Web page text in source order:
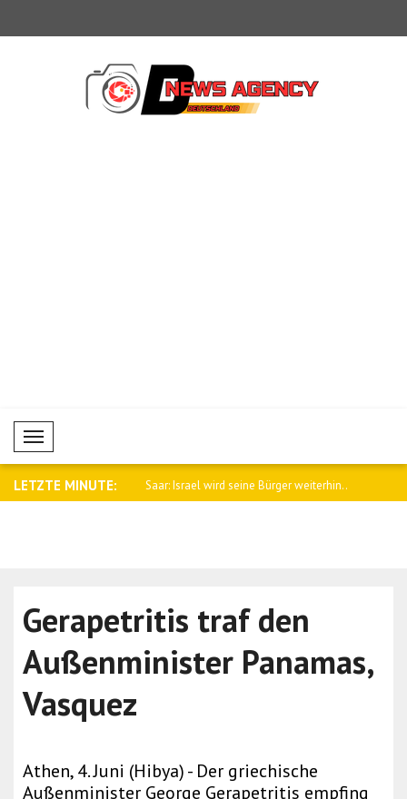
Mobil Menü
LETZTE MINUTE:
den britischen Saar: Israel wird seine Bürger weiterhin..
Gerapetritis traf den
Außenminister Panamas,
Vasquez
Athen, 4. Juni (Hibya) - Der griechische
Außenminister George Gerapetritis empfing